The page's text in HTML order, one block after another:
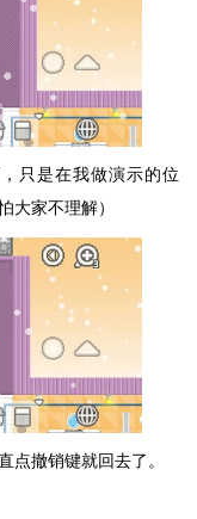
只是在我做演示的位
大家不理解）
点撤销键就回去了。